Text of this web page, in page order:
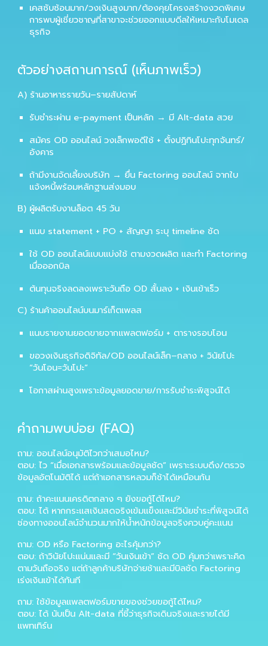
เคสซับซ้อนมาก/วงเงินสูงมาก/ต้องคุยโครงสร้างงวดพิเศษ
การพบผู้เชี่ยวชาญที่สาขาจะช่วยออกแบบดีลให้เหมาะกับโมเดล
ธุรกิจ
ตัวอย่างสถานการณ์ (เห็นภาพเร็ว)
A) ร้านอาหารรายวัน–รายสัปดาห์
รับชำระผ่าน e-payment เป็นหลัก → มี Alt-data สวย
สมัคร OD ออนไลน์วงเล็กพอดีใช้ + ตั้งปฏิทินโปะทุกจันทร์/
อังคาร
ถ้ามีงานจัดเลี้ยงบริษัท → ยื่น Factoring ออนไลน์จากใบ
แจ้งหนี้พร้อมหลักฐานส่งมอบ
B) ผู้ผลิตรับงานล็อต 45 วัน
แนบ statement + PO + สัญญา ระบุ timeline ชัด
ใช้ OD ออนไลน์แบบแบ่งใช้ ตามงวดผลิต และทำ Factoring
เมื่อออกบิล
ต้นทุนจริงลดลงเพราะวันถือ OD สั้นลง + เงินเข้าเร็ว
C) ร้านค้าออนไลน์บนมาร์เก็ตเพลส
แนบรายงานยอดขายจากแพลตฟอร์ม + ตารางรอบโอน
ขอวงเงินธุรกิจดิจิทัล/OD ออนไลน์เล็ก–กลาง + วินัยโปะ
“วันโอน=วันโปะ”
โอกาสผ่านสูงเพราะข้อมูลยอดขาย/การรับชำระพิสูจน์ได้
คำถามพบบ่อย (FAQ)
ถาม: ออนไลน์อนุมัติไวกว่าเสมอไหม?
ตอบ: ไว “เมื่อเอกสารพร้อมและข้อมูลชัด” เพราะระบบดึง/ตรวจ
ข้อมูลอัตโนมัติได้ แต่ถ้าเอกสารหลวมก็ช้าได้เหมือนกัน
ถาม: ถ้าคะแนนเครดิตกลาง ๆ ยังขอกู้ได้ไหม?
ตอบ: ได้ หากกระแสเงินสดจริงเข้มแข็งและมีวินัยชำระที่พิสูจน์ได้
ช่องทางออนไลน์จำนวนมากให้น้ำหนักข้อมูลจริงควบคู่คะแนน
ถาม: OD หรือ Factoring อะไรคุ้มกว่า?
ตอบ: ถ้าวินัยโปะแน่นและมี “วันเงินเข้า” ชัด OD คุ้มกว่าเพราะคิด
ตามวันถือจริง แต่ถ้าลูกค้าบริษัทจ่ายช้าและมีบิลชัด Factoring
เร่งเงินเข้าได้ทันที
ถาม: ใช้ข้อมูลแพลตฟอร์มขายของช่วยขอกู้ได้ไหม?
ตอบ: ได้ นับเป็น Alt-data ที่ชี้ว่าธุรกิจเดินจริงและรายได้มี
แพทเทิร์น